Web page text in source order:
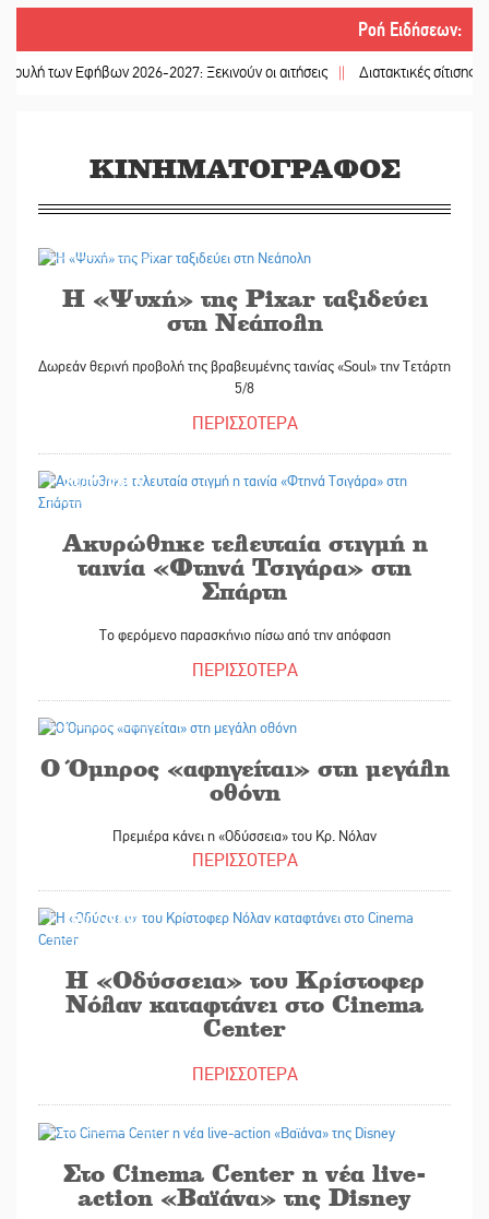
Ροή Ειδήσεων:
Εφήβων 2026-2027: Ξεκινούν οι αιτήσεις || Διατακτικές σίτισης: Σήμα
ΚΙΝΗΜΑΤΟΓΡΑΦΟΣ
Η «Ψυχή» της Pixar ταξιδεύει
στη Νεάπολη
Δωρεάν θερινή προβολή της βραβευμένης ταινίας «Soul» την Τετάρτη
5/8
ΠΕΡΙΣΣΟΤΕΡΑ
23/07/2026
Ακυρώθηκε τελευταία στιγμή η
ταινία «Φτηνά Τσιγάρα» στη
Σπάρτη
Το φερόμενο παρασκήνιο πίσω από την απόφαση
ΠΕΡΙΣΣΟΤΕΡΑ
Ο Όμηρος «αφηγείται» στη μεγάλη
οθόνη
Πρεμιέρα κάνει η «Οδύσσεια» του Κρ. Νόλαν
ΠΕΡΙΣΣΟΤΕΡΑ
15/07/2026
Η «Οδύσσεια» του Κρίστοφερ
Νόλαν καταφτάνει στο Cinema
Center
ΠΕΡΙΣΣΟΤΕΡΑ
Στο Cinema Center η νέα live-
action «Βαϊάνα» της Disney